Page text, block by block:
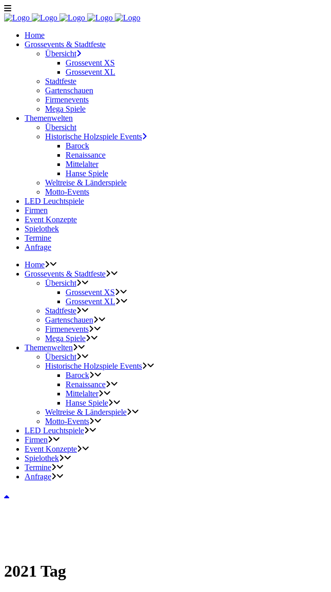
Home
Grossevents & Stadtfeste
Übersicht
Grossevent XS
Grossevent XL
Stadtfeste
Gartenschauen
Firmenevents
Mega Spiele
Themenwelten
Übersicht
Historische Holzspiele Events
Barock
Renaissance
Mittelalter
Hanse Spiele
Weltreise & Länderspiele
Motto-Events
LED Leuchtspiele
Firmen
Event Konzepte
Spielothek
Termine
Anfrage
Home
Grossevents & Stadtfeste
Übersicht
Grossevent XS
Grossevent XL
Stadtfeste
Gartenschauen
Firmenevents
Mega Spiele
Themenwelten
Übersicht
Historische Holzspiele Events
Barock
Renaissance
Mittelalter
Hanse Spiele
Weltreise & Länderspiele
Motto-Events
LED Leuchtspiele
Firmen
Event Konzepte
Spielothek
Termine
Anfrage
2021 Tag